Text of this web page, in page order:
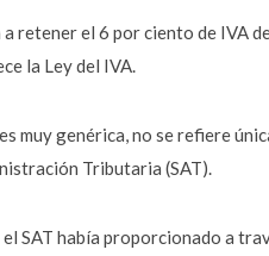
retener el 6 por ciento de IVA
la Ley del IVA.
muy genérica, no se refiere
Tributaria (SAT).
SAT había proporcionado a